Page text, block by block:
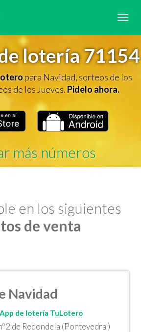
lotería 71154
para Navidad, sorteos de los
de los Jueves.Pidelo ahora.
más números
en los siguientes
de venta
Navidad
App de lotería TuLotero
de Redondela (Pontevedra )